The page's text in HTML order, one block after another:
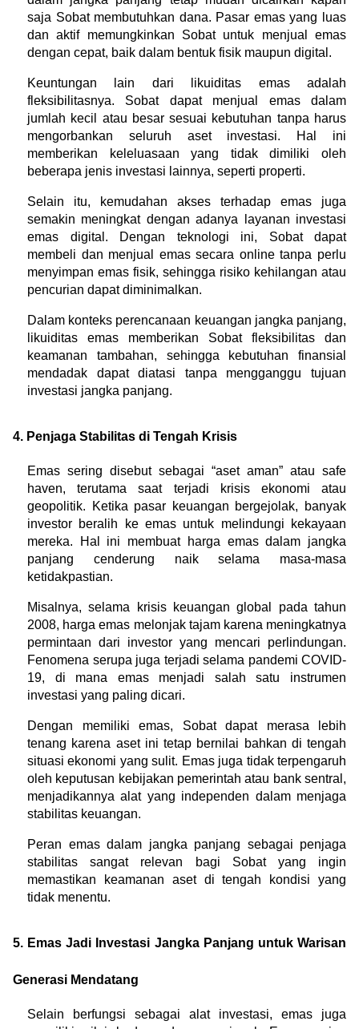
saja Sobat membutuhkan dana. Pasar emas yang luas
dan aktif memungkinkan Sobat untuk menjual emas
dengan cepat, baik dalam bentuk fisik maupun digital.
Keuntungan lain dari likuiditas emas adalah
fleksibilitasnya. Sobat dapat menjual emas dalam
jumlah kecil atau besar sesuai kebutuhan tanpa harus
mengorbankan seluruh aset investasi. Hal ini
memberikan keleluasaan yang tidak dimiliki oleh
beberapa jenis investasi lainnya, seperti properti.
Selain itu, kemudahan akses terhadap emas juga
semakin meningkat dengan adanya layanan investasi
emas digital. Dengan teknologi ini, Sobat dapat
membeli dan menjual emas secara online tanpa perlu
menyimpan emas fisik, sehingga risiko kehilangan atau
pencurian dapat diminimalkan.
Dalam konteks perencanaan keuangan jangka panjang,
likuiditas emas memberikan Sobat fleksibilitas dan
keamanan tambahan, sehingga kebutuhan finansial
mendadak dapat diatasi tanpa mengganggu tujuan
investasi jangka panjang.
4. Penjaga Stabilitas di Tengah Krisis
Emas sering disebut sebagai “aset aman” atau safe
haven, terutama saat terjadi krisis ekonomi atau
geopolitik. Ketika pasar keuangan bergejolak, banyak
investor beralih ke emas untuk melindungi kekayaan
mereka. Hal ini membuat harga emas dalam jangka
panjang cenderung naik selama masa-masa
ketidakpastian.
Misalnya, selama krisis keuangan global pada tahun
2008, harga emas melonjak tajam karena meningkatnya
permintaan dari investor yang mencari perlindungan.
Fenomena serupa juga terjadi selama pandemi COVID-
19, di mana emas menjadi salah satu instrumen
investasi yang paling dicari.
Dengan memiliki emas, Sobat dapat merasa lebih
tenang karena aset ini tetap bernilai bahkan di tengah
situasi ekonomi yang sulit. Emas juga tidak terpengaruh
oleh keputusan kebijakan pemerintah atau bank sentral,
menjadikannya alat yang independen dalam menjaga
stabilitas keuangan.
Peran emas dalam jangka panjang sebagai penjaga
stabilitas sangat relevan bagi Sobat yang ingin
memastikan keamanan aset di tengah kondisi yang
tidak menentu.
5. Emas Jadi Investasi Jangka Panjang untuk Warisan
Generasi Mendatang
Selain berfungsi sebagai alat investasi, emas juga